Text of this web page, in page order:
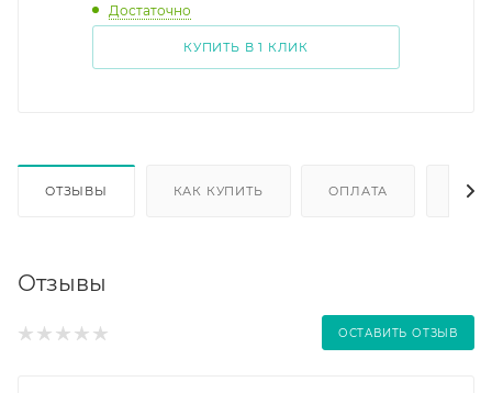
Достаточно
КУПИТЬ В 1 КЛИК
ОТЗЫВЫ КАК КУПИТЬ ОПЛАТА
Отзывы
ОСТАВИТЬ ОТЗЫВ